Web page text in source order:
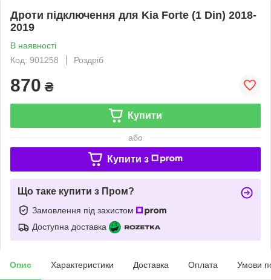
Дроти підключення для Kia Forte (1 Din) 2018-
2019
В наявності
Код: 901258
Роздріб
870 ₴
Купити
або
Купити з
Що таке купити з Пром?
Замовлення під захистом
Доступна доставка
Опис Характеристики Доставка Оплата Умови